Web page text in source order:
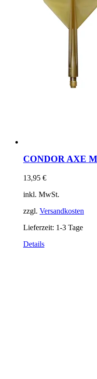
CONDOR AXE
13,95 €
inkl. MwSt.
zzgl. Versandkosten
Lieferzeit: 1-3 Tage
Dieses
Details